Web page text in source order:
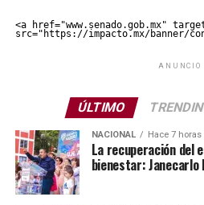
<a href="www.senado.gob.mx"
src="https://impacto.mx/banner/
ANUNCIO
ÚLTIMO
NACIONAL Hace 7 horas
La recuperación del
bienestar: Janecarlo